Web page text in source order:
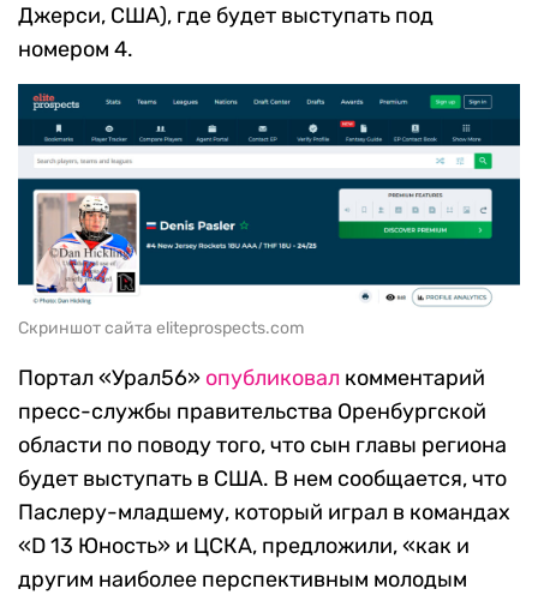
Джерси, США), где будет выступать под
номером 4.
Скриншот сайта eliteprospects.com
Портал «Урал56» опубликовал комментарий
пресс-службы правительства Оренбургской
области по поводу того, что сын главы региона
будет выступать в США. В нем сообщается, что
Паслеру-младшему, который играл в командах
«D 13 Юность» и ЦСКА, предложили, «как и
другим наиболее перспективным молодым